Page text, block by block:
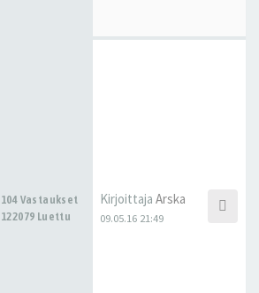
104 Vastaukset
122079 Luettu
Kirjoittaja Arska
09.05.16 21:49